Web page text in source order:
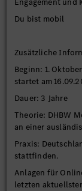
Du bist mobil
Zusätzliche
Beginn: 1.
startet am
Theorie: DHBW
an einer
Praxis:
stattfinden.
Anlagen für
letzten